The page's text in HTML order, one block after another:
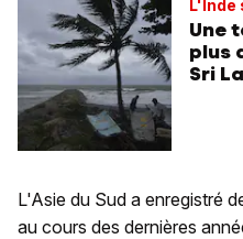
L'Inde
Une
plus
Sri
L'Asie du Sud a enregistré
au cours des dernières